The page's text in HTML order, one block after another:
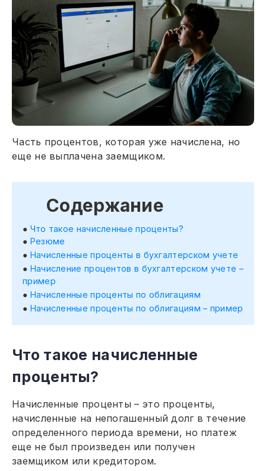
Часть процентов, которая уже начислена, но
еще не выплачена заемщиком.
Содержание
Что такое начисленные проценты?
Резюме
Начисленные проценты в бухгалтерском учете
Начисление процентов в бухгалтерском учете –
пример
Начисленные проценты по облигациям
Начисленные проценты по облигациям – пример
Что такое начисленные
проценты?
Начисленные проценты – это проценты,
начисленные на непогашенный долг в течение
определенного периода времени, но платеж
еще не был произведен или получен
заемщиком или кредитором.